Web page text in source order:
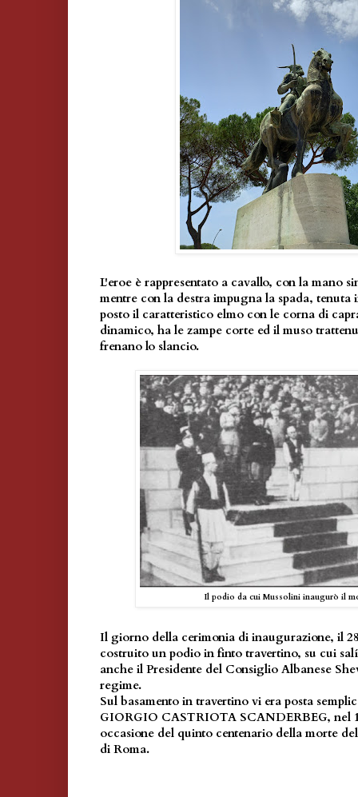
L'eroe è rappresentato a cavallo, con la mano
mentre con la destra impugna la spada, tenuta
posto il caratteristico elmo con le corna di
dinamico, ha le zampe corte ed il muso
frenano lo slancio.
Il podio da cui Mussolini inaugurò il
Il giorno della cerimonia di inaugurazione, il
costruito un podio in finto travertino, su cui
anche il Presidente del Consiglio Albanese
regime.
Sul basamento in travertino vi era posta
GIORGIO CASTRIOTA SCANDERBEG, nel
occasione del quinto centenario della morte
di Roma.